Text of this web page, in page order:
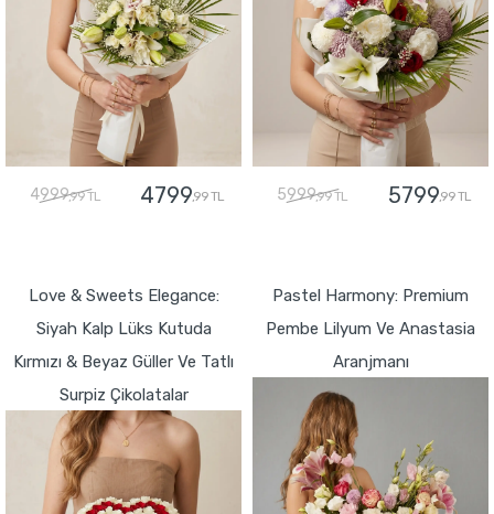
4999,99 TL 4799,99 TL 5999,99 TL 5799,99 TL
Love & Sweets Elegance:
Siyah Kalp Lüks Kutuda
Kırmızı & Beyaz Güller Ve Tatlı
Surpiz Çikolatalar
Pastel Harmony: Premium
Pembe Lilyum Ve Anastasia
Aranjmanı